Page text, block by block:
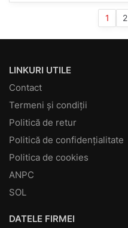
1 2
LINKURI UTILE
Contact
Termeni și condiții
Politică de retur
Politică de confidențialitate
Politica de cookies
ANPC
SOL
DATELE FIRMEI